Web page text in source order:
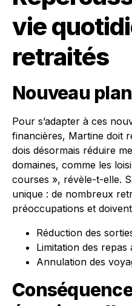
vie
retraités
Nouveau
Pour s’adapter à ces
financières, Martine doit
dois désormais réduire
domaines, comme les
courses », révèle-t-elle.
unique : de nombreux
préoccupations et
Réduction des
Limitation des
Annulation des